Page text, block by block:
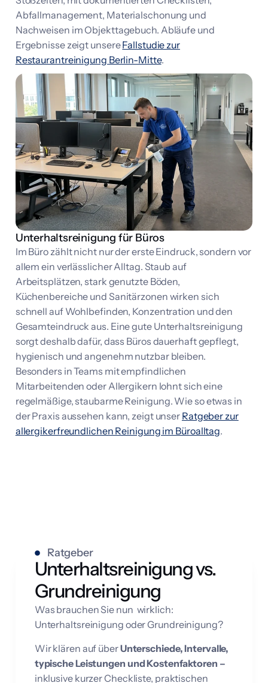
Abfallmanagement, Materialschonung und
Nachweisen im Objekttagebuch. Abläufe und
Ergebnisse zeigt unsereFallstudie zur
Restaurantreinigung Berlin-Mitte.
Unterhaltsreinigung für Büros
Im Büro zählt nicht nur der erste Eindruck, sondern vor
allem ein verlässlicher Alltag. Staub auf
Arbeitsplätzen, stark genutzte Böden,
Küchenbereiche und Sanitärzonen wirken sich
schnell auf Wohlbefinden, Konzentration und den
Gesamteindruck aus. Eine gute Unterhaltsreinigung
sorgt deshalb dafür, dass Büros dauerhaft gepflegt,
hygienisch und angenehm nutzbar bleiben.
Besonders in Teams mit empfindlichen
Mitarbeitenden oder Allergikern lohnt sich eine
regelmäßige, staubarme Reinigung. Wie so etwas in
der Praxis aussehen kann, zeigt unser Ratgeber zur
allergikerfreundlichen Reinigung im Büroalltag.
Ratgeber
Unterhaltsreinigung vs.
Grundreinigung
Was brauchen Sie nun wirklich:
Unterhaltsreinigung oder Grundreinigung?
Wir klären auf überUnterschiede, Intervalle,
typische Leistungen und Kostenfaktoren –
inklusive kurzer Checkliste, praktischen